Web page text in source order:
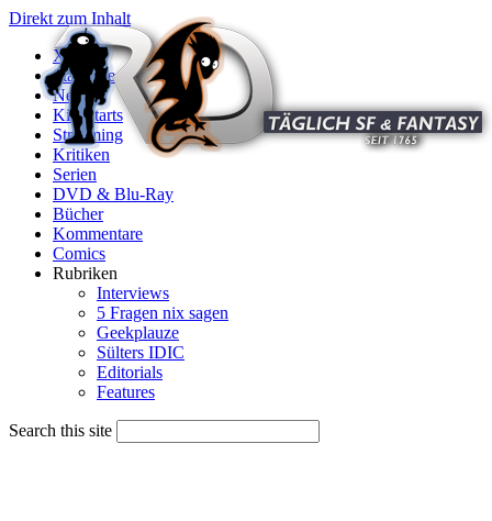
Direkt zum Inhalt
X
Startseite
News
Kinostarts
Streaming
Kritiken
Serien
DVD & Blu-Ray
Bücher
Kommentare
Comics
Rubriken
Interviews
5 Fragen nix sagen
Geekplauze
Sülters IDIC
Editorials
Features
Search this site